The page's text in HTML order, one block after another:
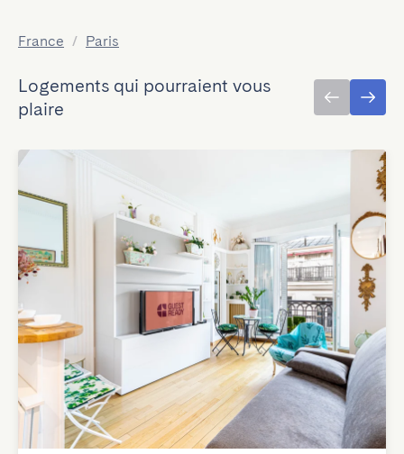
France / Paris
Logements qui pourraient vous
plaire